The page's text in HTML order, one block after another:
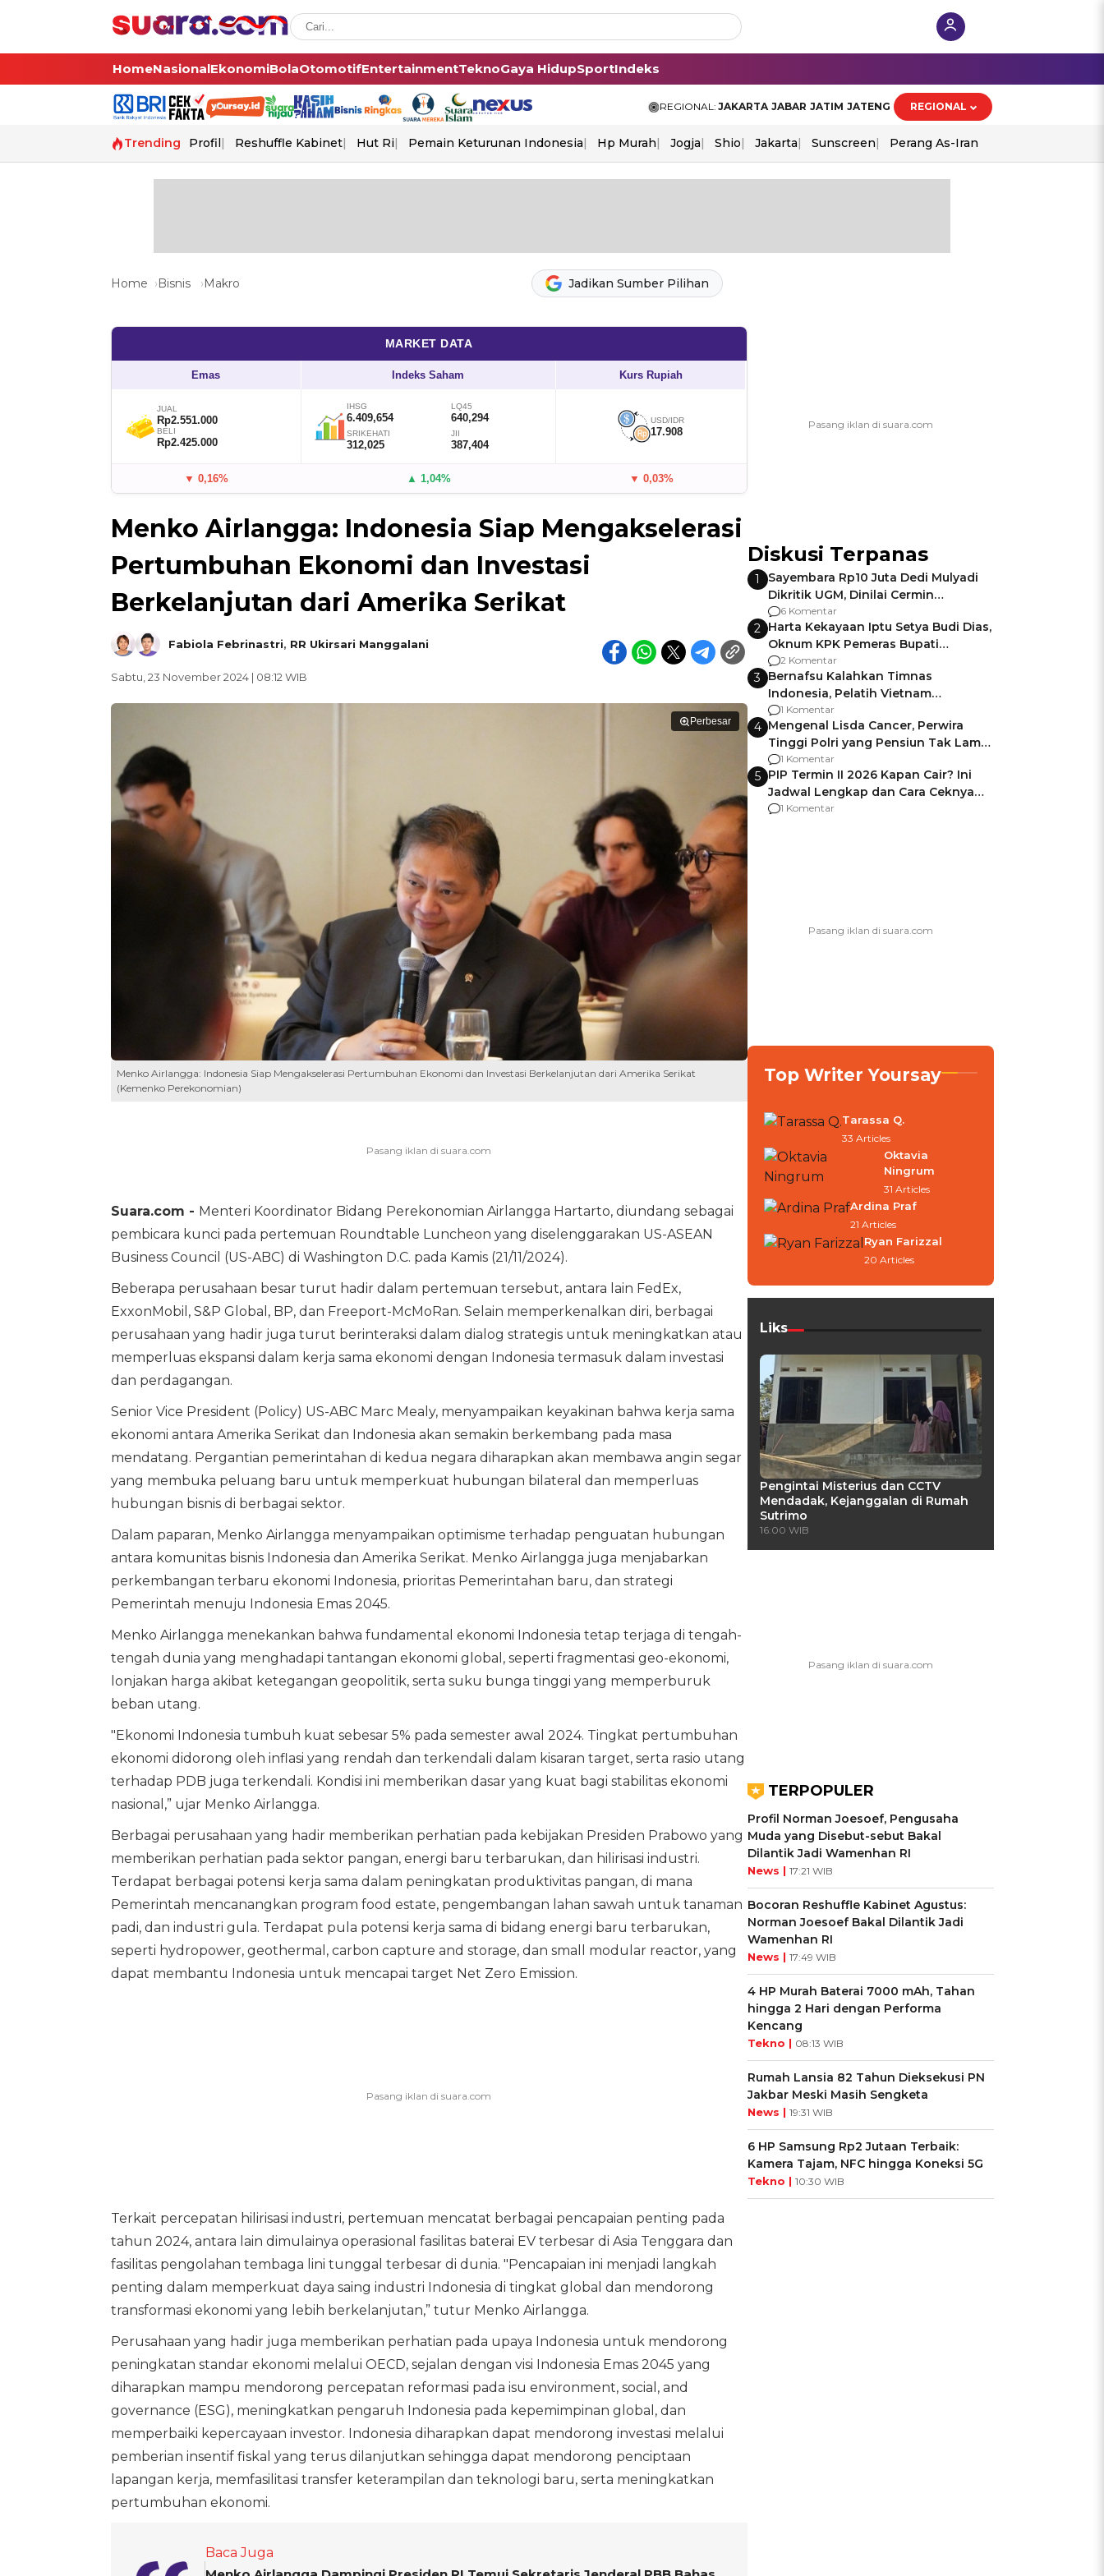
HomeNasionalEkonomiBolaOtomotifEntertainmentTeknoGaya HidupSportIndeks
REGIONAL: JAKARTA JABAR JATIM JATENG REGIONAL
Trending Profil Reshuffle Kabinet Hut Ri Pemain Keturunan Indonesia Hp Murah Jogja Shio Jakarta Sunscreen Perang As-Iran
Home Bisnis Makro Jadikan Sumber Pilihan
MARKET DATA
Emas Indeks Saham Kurs Rupiah
JUAL
Rp2.551.000
BELI
Rp2.425.000
IHSG
6.409,654
LQ45
640,294
SRIKEHATI
312,025
JII
387,404
USD/IDR
17.908
▼ 0,16% ▲ 1,04% ▼ 0,03%
Menko Airlangga: Indonesia Siap Mengakselerasi
Pertumbuhan Ekonomi dan Investasi
Berkelanjutan dari Amerika Serikat
Fabiola Febrinastri, RR Ukirsari Manggalani
Sabtu, 23 November 2024 | 08:12 WIB
Perbesar
Menko Airlangga: Indonesia Siap Mengakselerasi Pertumbuhan Ekonomi dan Investasi Berkelanjutan dari Amerika Serikat
(Kemenko Perekonomian)
Suara.com - Menteri Koordinator Bidang Perekonomian Airlangga Hartarto, diundang sebagai
pembicara kunci pada pertemuan Roundtable Luncheon yang diselenggarakan US-ASEAN
Business Council (US-ABC) di Washington D.C. pada Kamis (21/11/2024).
Beberapa perusahaan besar turut hadir dalam pertemuan tersebut, antara lain FedEx,
ExxonMobil, S&P Global, BP, dan Freeport-McMoRan. Selain memperkenalkan diri, berbagai
perusahaan yang hadir juga turut berinteraksi dalam dialog strategis untuk meningkatkan atau
memperluas ekspansi dalam kerja sama ekonomi dengan Indonesia termasuk dalam investasi
dan perdagangan.
Senior Vice President (Policy) US-ABC Marc Mealy, menyampaikan keyakinan bahwa kerja sama
ekonomi antara Amerika Serikat dan Indonesia akan semakin berkembang pada masa
mendatang. Pergantian pemerintahan di kedua negara diharapkan akan membawa angin segar
yang membuka peluang baru untuk memperkuat hubungan bilateral dan memperluas
hubungan bisnis di berbagai sektor.
Dalam paparan, Menko Airlangga menyampaikan optimisme terhadap penguatan hubungan
antara komunitas bisnis Indonesia dan Amerika Serikat. Menko Airlangga juga menjabarkan
perkembangan terbaru ekonomi Indonesia, prioritas Pemerintahan baru, dan strategi
Pemerintah menuju Indonesia Emas 2045.
Menko Airlangga menekankan bahwa fundamental ekonomi Indonesia tetap terjaga di tengah-
tengah dunia yang menghadapi tantangan ekonomi global, seperti fragmentasi geo-ekonomi,
lonjakan harga akibat ketegangan geopolitik, serta suku bunga tinggi yang memperburuk
beban utang.
"Ekonomi Indonesia tumbuh kuat sebesar 5% pada semester awal 2024. Tingkat pertumbuhan
ekonomi didorong oleh inflasi yang rendah dan terkendali dalam kisaran target, serta rasio utang
terhadap PDB juga terkendali. Kondisi ini memberikan dasar yang kuat bagi stabilitas ekonomi
nasional,” ujar Menko Airlangga.
Berbagai perusahaan yang hadir memberikan perhatian pada kebijakan Presiden Prabowo yang
memberikan perhatian pada sektor pangan, energi baru terbarukan, dan hilirisasi industri.
Terdapat berbagai potensi kerja sama dalam peningkatan produktivitas pangan, di mana
Pemerintah mencanangkan program food estate, pengembangan lahan sawah untuk tanaman
padi, dan industri gula. Terdapat pula potensi kerja sama di bidang energi baru terbarukan,
seperti hydropower, geothermal, carbon capture and storage, dan small modular reactor, yang
dapat membantu Indonesia untuk mencapai target Net Zero Emission.
Terkait percepatan hilirisasi industri, pertemuan mencatat berbagai pencapaian penting pada
tahun 2024, antara lain dimulainya operasional fasilitas baterai EV terbesar di Asia Tenggara dan
fasilitas pengolahan tembaga lini tunggal terbesar di dunia. "Pencapaian ini menjadi langkah
penting dalam memperkuat daya saing industri Indonesia di tingkat global dan mendorong
transformasi ekonomi yang lebih berkelanjutan,” tutur Menko Airlangga.
Perusahaan yang hadir juga memberikan perhatian pada upaya Indonesia untuk mendorong
peningkatan standar ekonomi melalui OECD, sejalan dengan visi Indonesia Emas 2045 yang
diharapkan mampu mendorong percepatan reformasi pada isu environment, social, and
governance (ESG), meningkatkan pengaruh Indonesia pada kepemimpinan global, dan
memperbaiki kepercayaan investor. Indonesia diharapkan dapat mendorong investasi melalui
pemberian insentif fiskal yang terus dilanjutkan sehingga dapat mendorong penciptaan
lapangan kerja, memfasilitasi transfer keterampilan dan teknologi baru, serta meningkatkan
pertumbuhan ekonomi.
Baca Juga
Diskusi Terpanas
1
Sayembara Rp10 Juta Dedi Mulyadi
Dikritik UGM, Dinilai Cermin
Gagalnya Negara Jamin Keamanan
6 Komentar
2 Harta Kekayaan Iptu Setya Budi Dias,
Oknum KPK Pemeras Bupati
Pemalang
2 Komentar
3 Bernafsu Kalahkan Timnas
Indonesia, Pelatih Vietnam
Berencana Pakai Jimat di Pakansari
1 Komentar
4 Mengenal Lisda Cancer, Perwira
Tinggi Polri yang Pensiun Tak Lama
Usai Jadi Brigjen
1 Komentar
5 PIP Termin II 2026 Kapan Cair? Ini
Jadwal Lengkap dan Cara Ceknya
agar Dana Tidak Hangus!
1 Komentar
Top Writer Yoursay
Tarassa Q.
33 Articles
Oktavia
Ningrum
31 Articles
Ardina Praf
21 Articles
Ryan Farizzal
20 Articles
Liks
Pengintai Misterius dan CCTV
Mendadak, Kejanggalan di Rumah
Sutrimo
16:00 WIB
TERPOPULER
Profil Norman Joesoef, Pengusaha
Muda yang Disebut-sebut Bakal
Dilantik Jadi Wamenhan RI
News | 17:21 WIB
Bocoran Reshuffle Kabinet Agustus:
Norman Joesoef Bakal Dilantik Jadi
Wamenhan RI
News | 17:49 WIB
4 HP Murah Baterai 7000 mAh, Tahan
hingga 2 Hari dengan Performa
Kencang
Tekno | 08:13 WIB
Rumah Lansia 82 Tahun Dieksekusi PN
Jakbar Meski Masih Sengketa
News | 19:31 WIB
6 HP Samsung Rp2 Jutaan Terbaik:
Kamera Tajam, NFC hingga Koneksi 5G
Tekno | 10:30 WIB